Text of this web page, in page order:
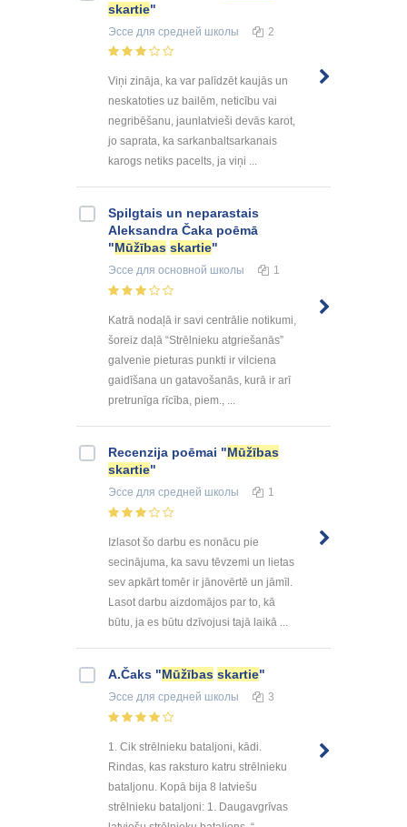
skartie"
Эссе для средней школы 2
Viņi zināja, ka var palīdzēt kaujās un
neskatoties uz bailēm, neticību vai
negribēšanu, jaunlatvieši devās karot,
jo saprata, ka sarkanbaltsarkanais
karogs netiks pacelts, ja viņi ...
Spilgtais un neparastais
Aleksandra Čaka poēmā
"Mūžības skartie"
Эссе для основной школы 1
Katrā nodaļā ir savi centrālie notikumi,
šoreiz daļā “Strēlnieku atgriešanās”
galvenie pieturas punkti ir vilciena
gaidīšana un gatavošanās, kurā ir arī
pretrunīga rīcība, piem., ...
Recenzija poēmai "Mūžības
skartie"
Эссе для средней школы 1
Izlasot šo darbu es nonācu pie
secinājuma, ka savu tēvzemi un lietas
sev apkārt tomēr ir jānovērtē un jāmīl.
Lasot darbu aizdomājos par to, kā
būtu, ja es būtu dzīvojusi tajā laikā ...
A.Čaks "Mūžības skartie"
Эссе для средней школы 3
1. Cik strēlnieku bataljoni, kādi.
Rindas, kas raksturo katru strēlnieku
bataljonu. Kopā bija 8 latviešu
strēlnieku bataljoni: 1. Daugavgrīvas